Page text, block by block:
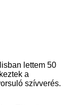
lettem 50
a
szívverés.